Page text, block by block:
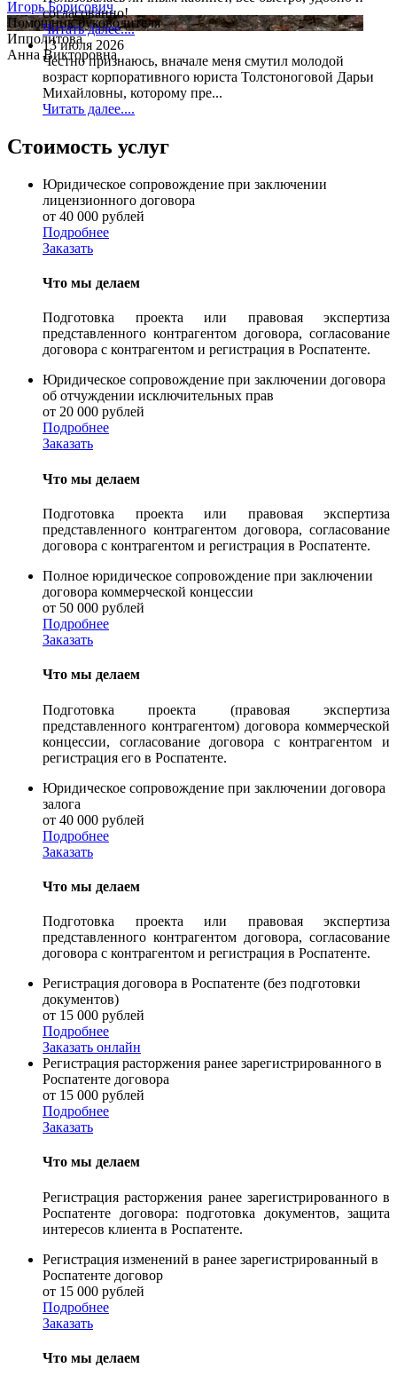
Игорь Борисович
Помощник руководителя
Ипполитова
Анна Викторовна
согласованно!
Читать далее....
13 июля 2026
Честно признаюсь, вначале меня смутил молодой
возраст корпоративного юриста Толстоноговой Дарьи
Михайловны, которому пре...
Читать далее....
Стоимость услуг
Юридическое сопровождение при заключении
лицензионного договора
от 40 000 рублей
Подробнее
Заказать
Что мы делаем
Подготовка проекта или правовая экспертиза
представленного контрагентом договора, согласование
договора с контрагентом и регистрация в Роспатенте.
Юридическое сопровождение при заключении договора
об отчуждении исключительных прав
от 20 000 рублей
Подробнее
Заказать
Что мы делаем
Подготовка проекта или правовая экспертиза
представленного контрагентом договора, согласование
договора с контрагентом и регистрация в Роспатенте.
Полное юридическое сопровождение при заключении
договора коммерческой концессии
от 50 000 рублей
Подробнее
Заказать
Что мы делаем
Подготовка проекта (правовая экспертиза
представленного контрагентом) договора коммерческой
концессии, согласование договора с контрагентом и
регистрация его в Роспатенте.
Юридическое сопровождение при заключении договора
залога
от 40 000 рублей
Подробнее
Заказать
Что мы делаем
Подготовка проекта или правовая экспертиза
представленного контрагентом договора, согласование
договора с контрагентом и регистрация в Роспатенте.
Регистрация договора в Роспатенте (без подготовки
документов)
от 15 000 рублей
Подробнее
Заказать онлайн
Регистрация расторжения ранее зарегистрированного в
Роспатенте договора
от 15 000 рублей
Подробнее
Заказать
Что мы делаем
Регистрация расторжения ранее зарегистрированного в
Роспатенте договора: подготовка документов, защита
интересов клиента в Роспатенте.
Регистрация изменений в ранее зарегистрированный в
Роспатенте договор
от 15 000 рублей
Подробнее
Заказать
Что мы делаем